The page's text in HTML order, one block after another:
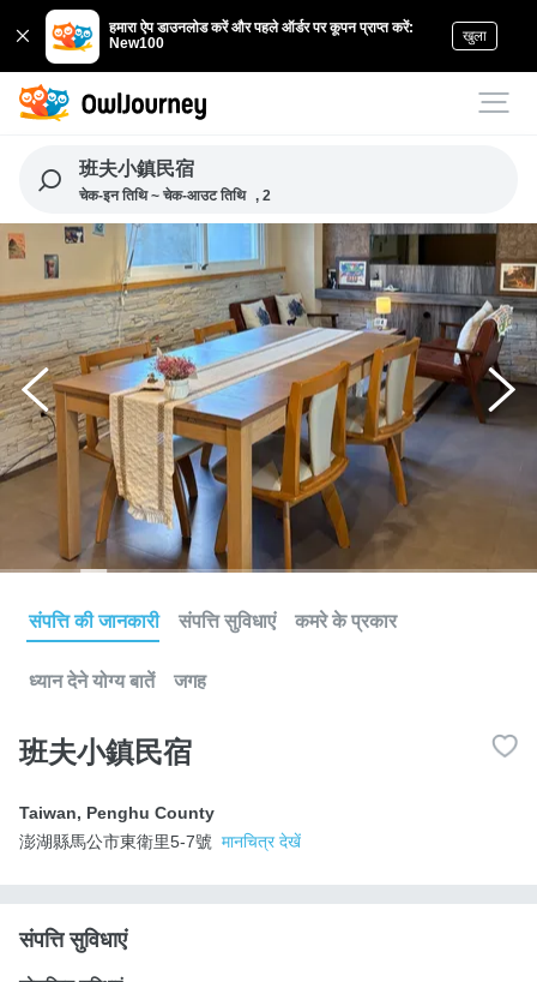
हमारा ऐप डाउनलोड करें और पहले ऑर्डर पर कूपन प्राप्त करें:
New100
खुला
班夫小鎮民宿
चेक-इन तिथि ~ चेक-आउट तिथि , 2
संपत्ति की जानकारी संपत्ति सुविधाएं कमरे के प्रकार
ध्यान देने योग्य बातें जगह
班夫小鎮民宿
Taiwan, Penghu County
澎湖縣馬公市東衛里5-7號 मानचित्र देखें
संपत्ति सुविधाएं